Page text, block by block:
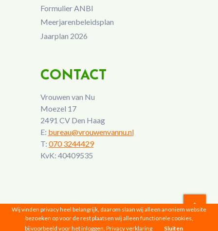
Formulier ANBI
Meerjarenbeleidsplan
Jaarplan 2026
CONTACT
Vrouwen van Nu
Moezel 17
2491 CV Den Haag
E: bureau@vrouwenvannu.nl
T: 070 3244429
KvK: 40409535
Vrouwen van Nu © 2026 |Privacyverklaring
Wij vinden privacy heel belangrijk, daarom slaan wij alleen anoniem website
bezoeken op voor de rest plaatsen wij alleen functionele cookies,
bijvoorbeeld voor het inloggen. Privacy verklaring Sluiten